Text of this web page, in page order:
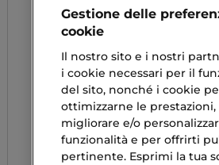
Gestione delle
cookie
Il nostro sito e i nostri
i cookie necessari per il
del sito, nonché i cookie
ottimizzarne le prestazioni,
migliorare e/o
funzionalità e per offrirti
pertinente. Esprimi la tua